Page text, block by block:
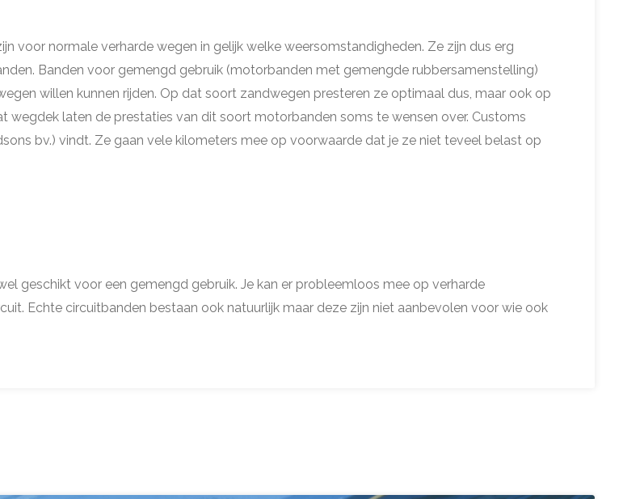
voor normale verharde wegen in gelijk welke weersomstandigheden. Ze zijn dus erg
Banden voor gemengd gebruik (motorbanden met gemengde rubbersamenstelling)
willen kunnen rijden. Op dat soort zandwegen presteren ze optimaal dus, maar ook op
wegdek laten de prestaties van dit soort motorbanden soms te wensen over. Customs
bv.) vindt. Ze gaan vele kilometers mee op voorwaarde dat je ze niet teveel belast op
geschikt voor een gemengd gebruik. Je kan er probleemloos mee op verharde
Echte circuitbanden bestaan ook natuurlijk maar deze zijn niet aanbevolen voor wie ook